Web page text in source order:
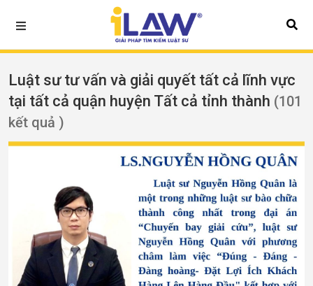
Luật sư tư vấn và giải quyết tất cả lĩnh vực
tại tất cả quận huyện Tất cả tỉnh thành (101
kết quả )